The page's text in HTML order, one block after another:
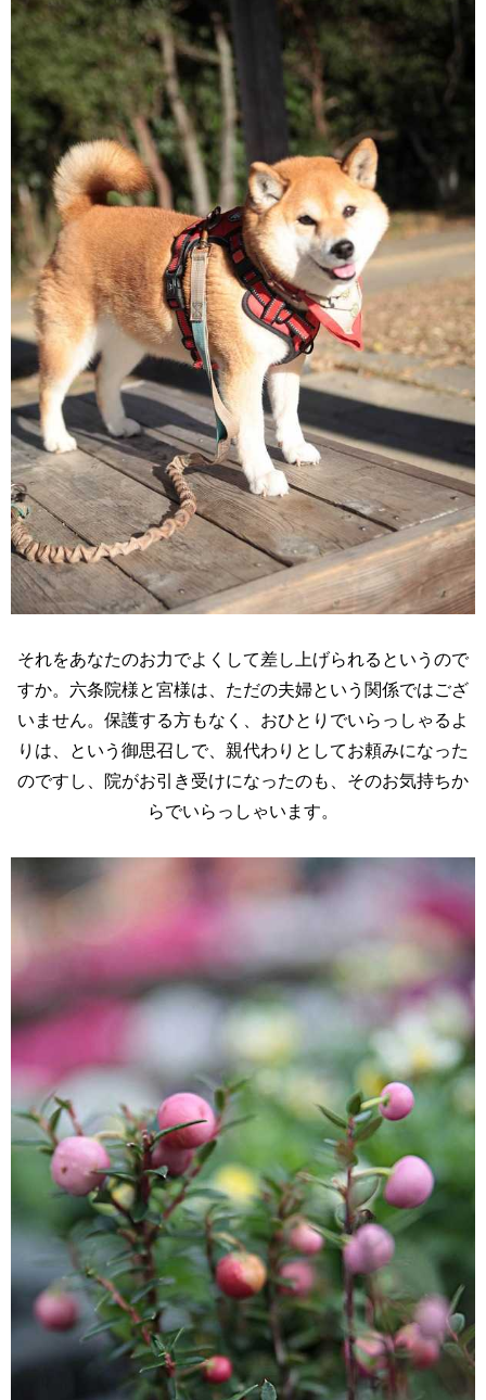
それをあなたのお力でよくして差し上げられるというので
すか。六条院様と宮様は、ただの夫婦という関係ではござ
いません。保護する方もなく、おひとりでいらっしゃるよ
りは、という御思召しで、親代わりとしてお頼みになった
のですし、院がお引き受けになったのも、そのお気持ちか
らでいらっしゃいます。